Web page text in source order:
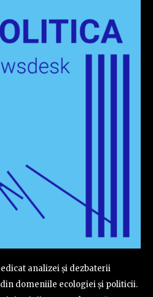
analizei și dezbaterii
domeniile ecologiei și politicii.